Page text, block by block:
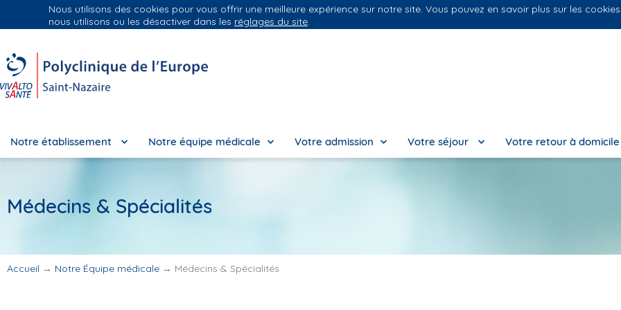
Groupe Vivalto Santé Entre nous, la vie
Notre établissement Notre équipe médicale Votre admission Votre séjour Votre retour à domicile
Médecins & Spécialités
Accueil → Notre Équipe médicale → Médecins & Spécialités
Nous utilisons des cookies pour vous offrir une meilleure expérience sur notre site. Vous pouvez en savoir plus sur les
nous utilisons ou les désactiver dans les réglages du site.